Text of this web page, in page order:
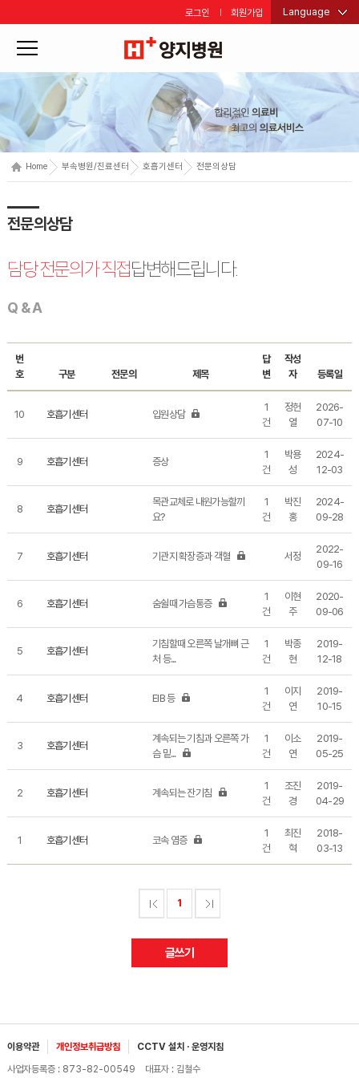
로그인 회원가입 Language
Home 부속병원/진료센터 호흡기센터 전문의상담
전문의상담
담당 전문의가 직접답변해드립니다.
Q & A
번
호
구분 전문의 제목
답
변
작성
자
등록일
10 호흡기센터 입원상담
1
건
정헌
열
2026-
07-10
9 호흡기센터 증상
1
건
박용
성
2024-
12-03
8 호흡기센터
목관교체로 내원가능할끼
요?
1
건
박진
홍
2024-
09-28
7 호흡기센터 기관지 확장증과 객혈 서정
2022-
09-16
6 호흡기센터 숨쉴때 가슴통증
1
건
이현
주
2020-
09-06
5 호흡기센터
기침할때 오른쪽 날개뼈 근
처 등...
1
건
박종
현
2019-
12-18
4 호흡기센터 EIB 등
1
건
이지
연
2019-
10-15
3 호흡기센터
계속되는 기침과 오른쪽 가
슴 밑...
1
건
이소
연
2019-
05-25
2 호흡기센터 계속되는 잔기침
1
건
조진
경
2019-
04-29
1 호흡기센터 코속 염증
1
건
최진
혁
2018-
03-13
1
글쓰기
이용약관 개인정보취급방침
CCTV 설치 · 운영지침
사업자등록증 : 873-82-00549 대표자 : 김철수